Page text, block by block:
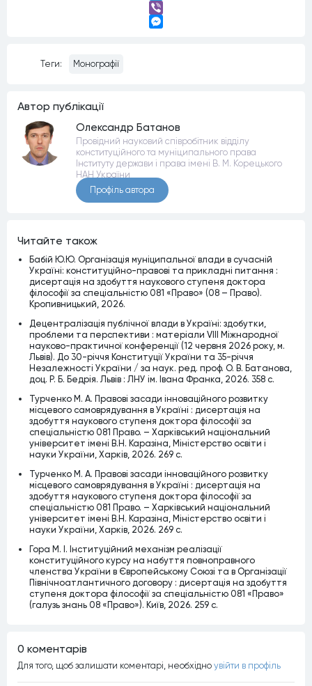
Telegram
Viber
Теги: Монографії
Автор публiкацiї
Олександр Батанов
Провідний науковий співробітник відділу
конституційного та муніципального права
Інституту держави і права імені В. М. Корецького
НАН України
Профiль автора
Читайте також
Бабій Ю.Ю. Організація муніципальної влади в сучасній
Україні: конституційно-правові та прикладні питання :
дисертація на здобуття наукового ступеня доктора
філософії за спеціальністю 081 «Право» (08 – Право).
Кропивницький, 2026.
Децентралізація публічної влади в Україні: здобутки,
проблеми та перспективи : матеріали VІІІ Міжнародної
науково-практичної конференції (12 червня 2026 року, м.
Львів). До 30-річчя Конституції України та 35-річчя
Незалежності України / за наук. ред. проф. О. В. Батанова,
доц. Р. Б. Бедрія. Львів : ЛНУ ім. Івана Франка, 2026. 358 с.
Турченко М. А. Правові засади інноваційного розвитку
місцевого самоврядування в Україні : дисертація на
здобуття наукового ступеня доктора філософії за
спеціальністю 081 Право. – Харківський національний
університет імені В.Н. Каразіна, Міністерство освіти і
науки України, Харків, 2026. 269 c.
Турченко М. А. Правові засади інноваційного розвитку
місцевого самоврядування в Україні : дисертація на
здобуття наукового ступеня доктора філософії за
спеціальністю 081 Право. – Харківський національний
університет імені В.Н. Каразіна, Міністерство освіти і
науки України, Харків, 2026. 269 c.
Гора М. І. Інституційний механізм реалізації
конституційного курсу на набуття повноправного
членства України в Європейському Союзі та в Організації
Північноатлантичного договору : дисертація на здобуття
ступеня доктора філософії за спеціальністю 081 «Право»
(галузь знань 08 «Право»). Київ, 2026. 259 с.
0 коментарiв
Для того, щоб залишати коментарi, необхiдно увiйти в профiль